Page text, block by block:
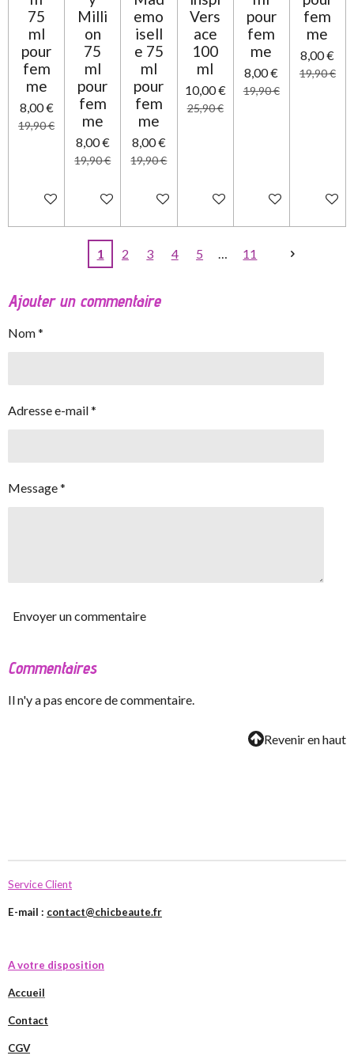
75
ml
pour
fem
me
8,00 €
19,90 €
Ajouter au panier
Milli
on
75
ml
pour
fem
me
8,00 €
19,90 €
Ajouter au panier
emo
isell
e 75
ml
pour
fem
me
8,00 €
19,90 €
Ajouter au panier
Vers
ace
100
ml
10,00 €
25,90 €
Ajouter au panier
pour
fem
me
8,00 €
19,90 €
Ajouter au panier
fem
me
8,00 €
19,90 €
Ajouter
1 2 3 4 5 11
Ajouter un commentaire
Nom *
Adresse e-mail *
Message *
Envoyer un commentaire
Commentaires
Il n'y a pas encore de commentaire.
Revenir en haut
Service Client
E-mail : contact@chicbeaute.fr
A votre disposition
Accueil
Contact
CGV